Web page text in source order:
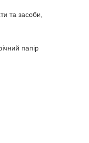
та засоби,
папір